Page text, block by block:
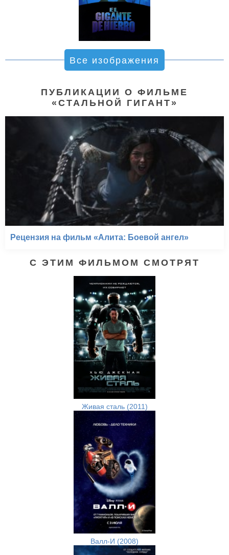
Все изображения
ПУБЛИКАЦИИ О ФИЛЬМЕ
«СТАЛЬНОЙ ГИГАНТ»
Рецензия на фильм «Алита: Боевой ангел»
С ЭТИМ ФИЛЬМОМ СМОТРЯТ
Живая сталь (2011)
Валл-И (2008)